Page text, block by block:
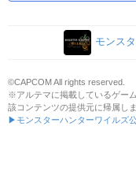
モンス
©CAPCOM All rights reserved.
※アルテマに掲載しているゲー
該コンテンツの提供元に帰属し
▶モンスターハンターワイルズ